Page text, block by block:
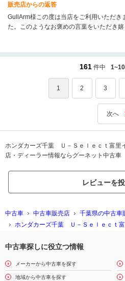
販売店からの返答
GullArm様この度は当店をご利用いただき
た。このようなお褒めの言葉をいただき
遠慮なくお申し付け下さい。
161 件中 1~10
1 2 3
次へ
ホンダカーズ千葉 Ｕ－Ｓｅｌｅｃｔ富里
店・ディーラー情報ならグーネット中古車
レビューを
中古車 中古車販売店 千葉県の中古車
ホンダカーズ千葉 Ｕ－Ｓｅｌｅｃｔ
中古車探しに役立つ情報
メーカーから中古車を探す
地域から中古車を探す